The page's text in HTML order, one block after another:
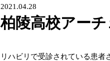
2021.04.28
柏陵高校アーチ
リハビリで受診されている患者